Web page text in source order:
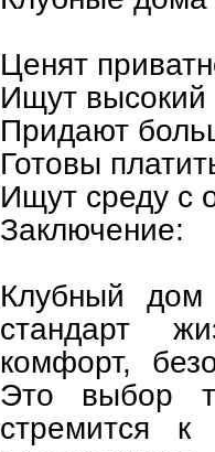
Ценят
Ищут высокий
Придают
Готовы
Ищут среду с
Заключение:
Клубный
стандарт
комфорт,
Это выбор
стремится к